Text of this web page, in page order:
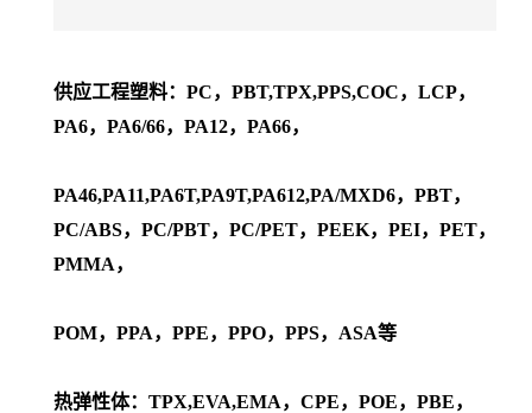
供应工程塑料：PC，PBT,TPX,PPS,COC，LCP，
PA6，PA6/66，PA12，PA66，
PA46,PA11,PA6T,PA9T,PA612,PA/MXD6，PBT，
PC/ABS，PC/PBT，PC/PET，PEEK，PEI，PET，
PMMA，
POM，PPA，PPE，PPO，PPS，ASA等
热弹性体：TPX,EVA,EMA，CPE，POE，PBE，